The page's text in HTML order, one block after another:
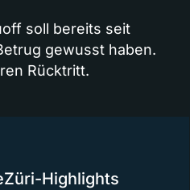
soll bereits seit
gewusst haben.
Rücktritt.
Highlights